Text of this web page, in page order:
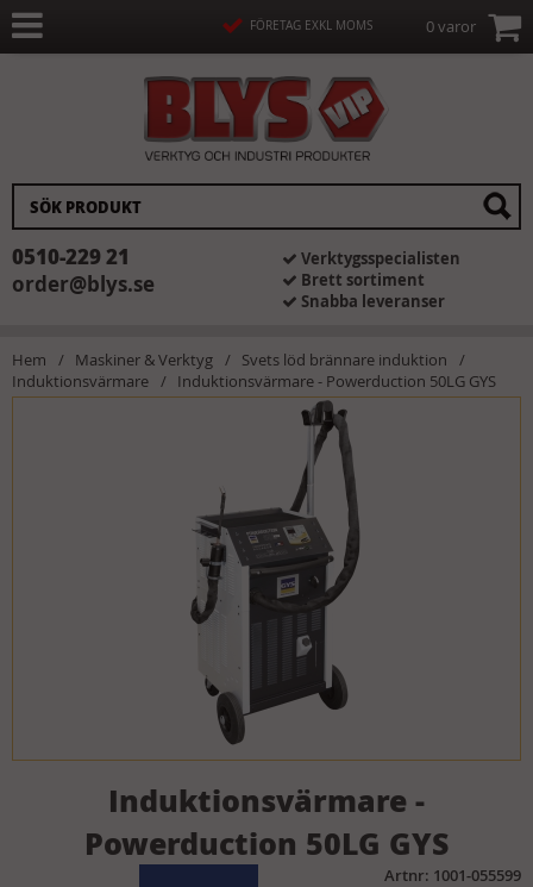
0 varor
FÖRETAG EXKL MOMS
0510-229 21
order@blys.se
Verktygsspecialisten
Brett sortiment
Snabba leveranser
Hem Maskiner & Verktyg
Svets löd brännare induktion
Induktionsvärmare
Induktionsvärmare - Powerduction 50LG GYS
Induktionsvärmare -
Powerduction 50LG GYS
Artnr: 1001-055599